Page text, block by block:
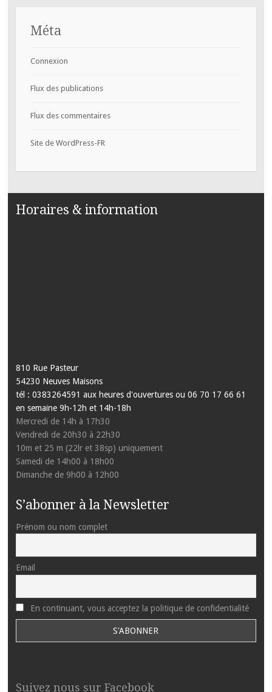
Méta
Connexion
Flux des publications
Flux des commentaires
Site de WordPress-FR
Horaires & information
810 Rue Pasteur
54230 Neuves Maisons
tél : 0383264591 aux heures d'ouvertures ou 06 70 17 66 61
en semaine 9h-12h et 14h-18h
Mercredi de 14h à 17h30
Vendredi de 20h30 à 22h30
10m et 25 m (22lr et 38sp) uniquement
Samedi de 14h00 à 18h00
Dimanche de 9h00 à 12h00
S’abonner à la Newsletter
Prénom ou nom complet
Email
En continuant, vous acceptez la politique de confidentialité
Suivez nous sur Facebook